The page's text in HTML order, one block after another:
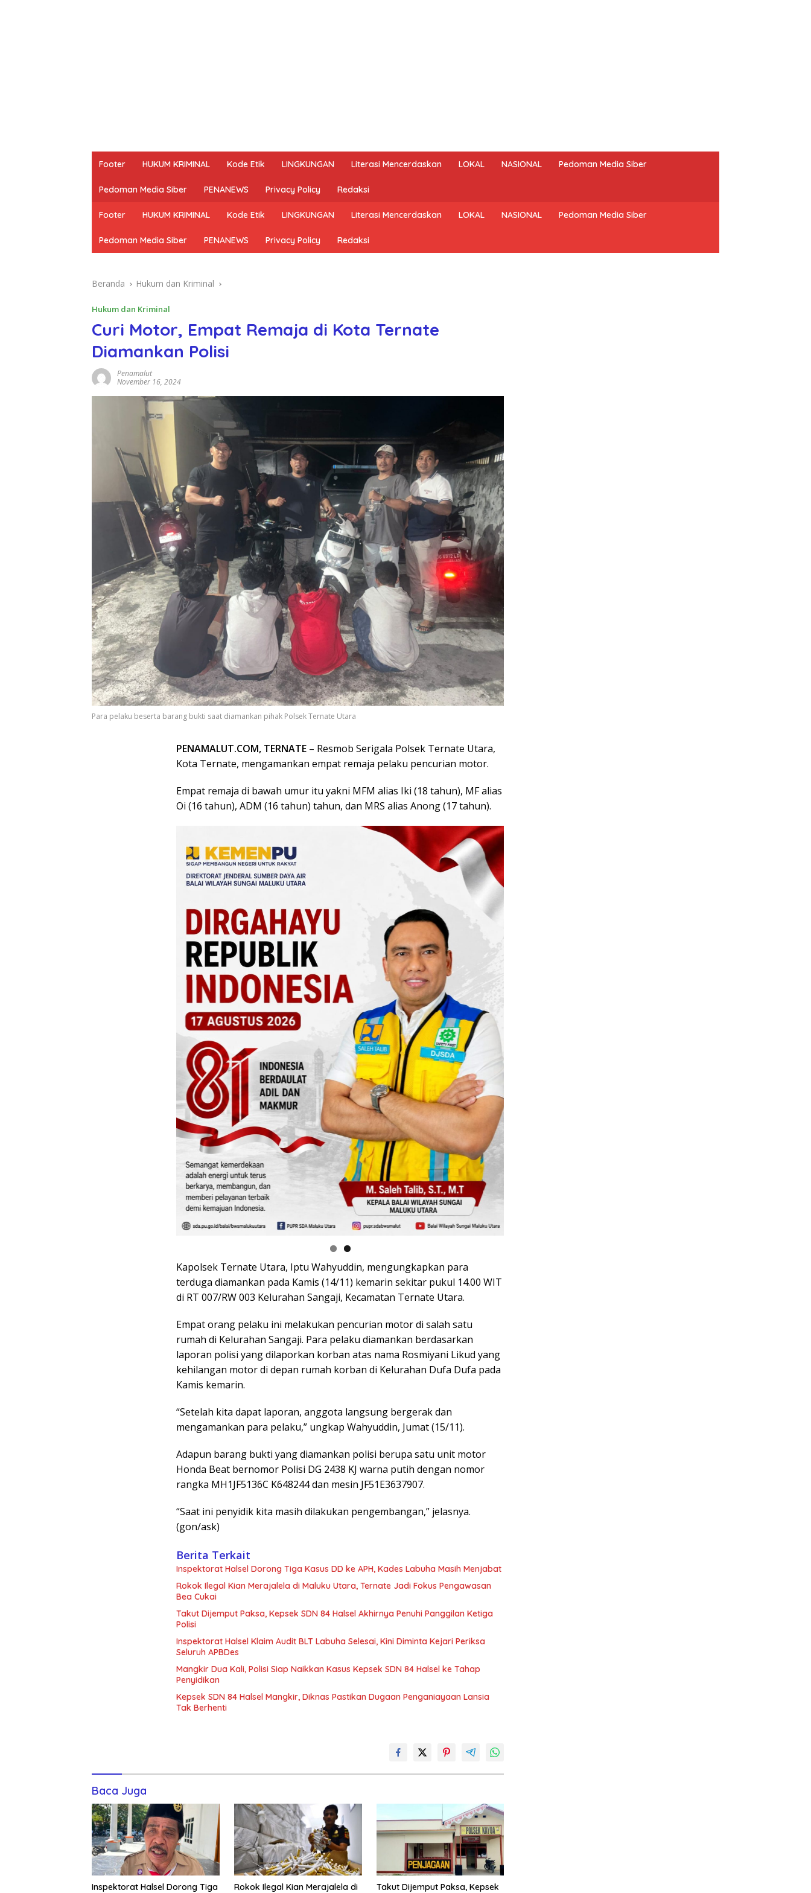
Footer HUKUM KRIMINAL Kode Etik LINGKUNGAN Literasi Mencerdaskan LOKAL NASIONAL Pedoman Media Siber
Pedoman Media Siber PENANEWS Privacy Policy Redaksi
Footer HUKUM KRIMINAL Kode Etik LINGKUNGAN Literasi Mencerdaskan LOKAL NASIONAL Pedoman Media Siber
Pedoman Media Siber PENANEWS Privacy Policy Redaksi
Beranda Hukum dan Kriminal
Hukum dan Kriminal
Curi Motor, Empat Remaja di Kota Ternate
Diamankan Polisi
Penamalut
November 16, 2024
Para pelaku beserta barang bukti saat diamankan pihak Polsek Ternate Utara
PENAMALUT.COM, TERNATE – Resmob Serigala Polsek Ternate Utara,
Kota Ternate, mengamankan empat remaja pelaku pencurian motor.
Empat remaja di bawah umur itu yakni MFM alias Iki (18 tahun), MF alias
Oi (16 tahun), ADM (16 tahun) tahun, dan MRS alias Anong (17 tahun).
Kapolsek Ternate Utara, Iptu Wahyuddin, mengungkapkan para
terduga diamankan pada Kamis (14/11) kemarin sekitar pukul 14.00 WIT
di RT 007/RW 003 Kelurahan Sangaji, Kecamatan Ternate Utara.
Empat orang pelaku ini melakukan pencurian motor di salah satu
rumah di Kelurahan Sangaji. Para pelaku diamankan berdasarkan
laporan polisi yang dilaporkan korban atas nama Rosmiyani Likud yang
kehilangan motor di depan rumah korban di Kelurahan Dufa Dufa pada
Kamis kemarin.
“Setelah kita dapat laporan, anggota langsung bergerak dan
mengamankan para pelaku,” ungkap Wahyuddin, Jumat (15/11).
Adapun barang bukti yang diamankan polisi berupa satu unit motor
Honda Beat bernomor Polisi DG 2438 KJ warna putih dengan nomor
rangka MH1JF5136C K648244 dan mesin JF51E3637907.
“Saat ini penyidik kita masih dilakukan pengembangan,” jelasnya.
(gon/ask)
Berita Terkait
Inspektorat Halsel Dorong Tiga Kasus DD ke APH, Kades Labuha Masih Menjabat
Rokok Ilegal Kian Merajalela di Maluku Utara, Ternate Jadi Fokus Pengawasan
Bea Cukai
Takut Dijemput Paksa, Kepsek SDN 84 Halsel Akhirnya Penuhi Panggilan Ketiga
Polisi
Inspektorat Halsel Klaim Audit BLT Labuha Selesai, Kini Diminta Kejari Periksa
Seluruh APBDes
Mangkir Dua Kali, Polisi Siap Naikkan Kasus Kepsek SDN 84 Halsel ke Tahap
Penyidikan
Kepsek SDN 84 Halsel Mangkir, Diknas Pastikan Dugaan Penganiayaan Lansia
Tak Berhenti
Baca Juga
Inspektorat Halsel Dorong Tiga
Rokok Ilegal Kian Merajalela di
Takut Dijemput Paksa, Kepsek